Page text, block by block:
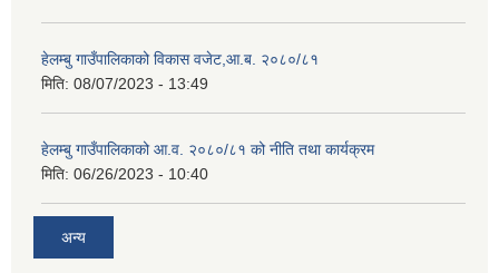
हेलम्बु गाउँपालिकाको विकास वजेट,आ.ब. २०८०/८१
मिति: 08/07/2023 - 13:49
हेलम्बु गाउँपालिकाको आ.व. २०८०/८१ को नीति तथा कार्यक्रम
मिति: 06/26/2023 - 10:40
अन्य